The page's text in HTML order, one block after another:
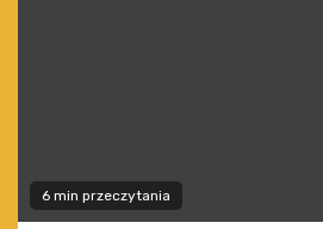
6 min przeczytania